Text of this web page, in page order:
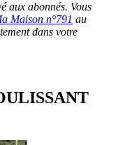
aux abonnés. Vous
Maison n°791 au
dans votre